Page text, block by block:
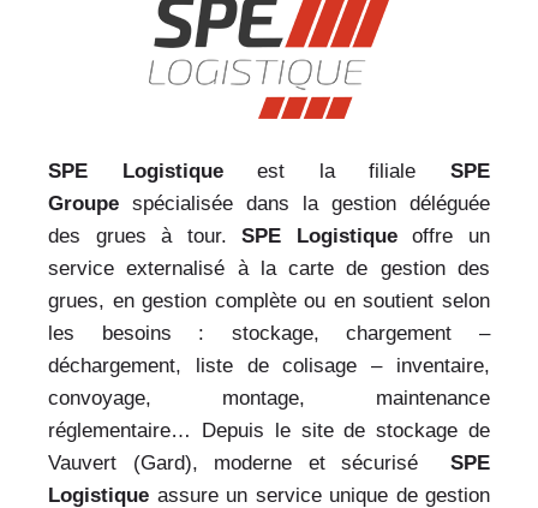
SPE Logistiqueest la filialeSPE
Groupe spécialisée dans la gestion déléguée
des grues à tour.SPE Logistiqueoffre un
service externalisé à la carte de gestion des
grues, en gestion complète ou en soutient selon
les besoins : stockage, chargement –
déchargement, liste de colisage – inventaire,
convoyage, montage, maintenance
réglementaire… Depuis le site de stockage de
Vauvert (Gard), moderne et sécurisé SPE
Logistique assure un service unique de gestion